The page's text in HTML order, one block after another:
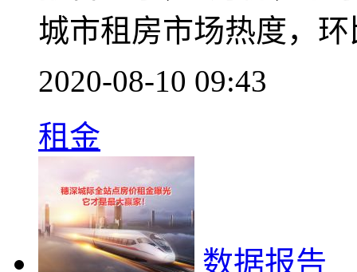
城市租房市场热度，
2020-08-10 09:43
租金
数据报告